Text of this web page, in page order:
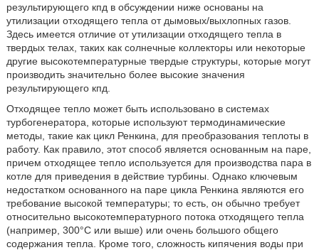
результирующего кпд в обсуждении ниже основаны на
утилизации отходящего тепла от дымовых/выхлопных газов.
Здесь имеется отличие от утилизации отходящего тепла в
твердых телах, таких как солнечные коллекторы или некоторые
другие высокотемпературные твердые структуры, которые могут
производить значительно более высокие значения
результирующего кпд.
Отходящее тепло может быть использовано в системах
турбогенератора, которые используют термодинамические
методы, такие как цикл Ренкина, для преобразования теплоты в
работу. Как правило, этот способ является основанным на паре,
причем отходящее тепло используется для производства пара в
котле для приведения в действие турбины. Однако ключевым
недостатком основанного на паре цикла Ренкина являются его
требование высокой температуры; то есть, он обычно требует
относительно высокотемпературного потока отходящего тепла
(например, 300°С или выше) или очень большого общего
содержания тепла. Кроме того, сложность кипячения воды при